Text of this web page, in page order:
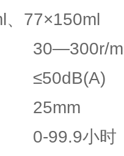
、77×150ml
30—300r/
25mm
0-99.9小时